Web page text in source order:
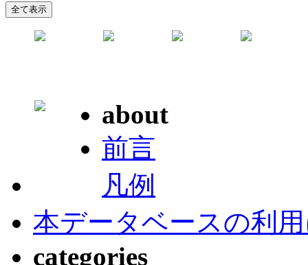
about
前言
凡例
本データベースの利
categories